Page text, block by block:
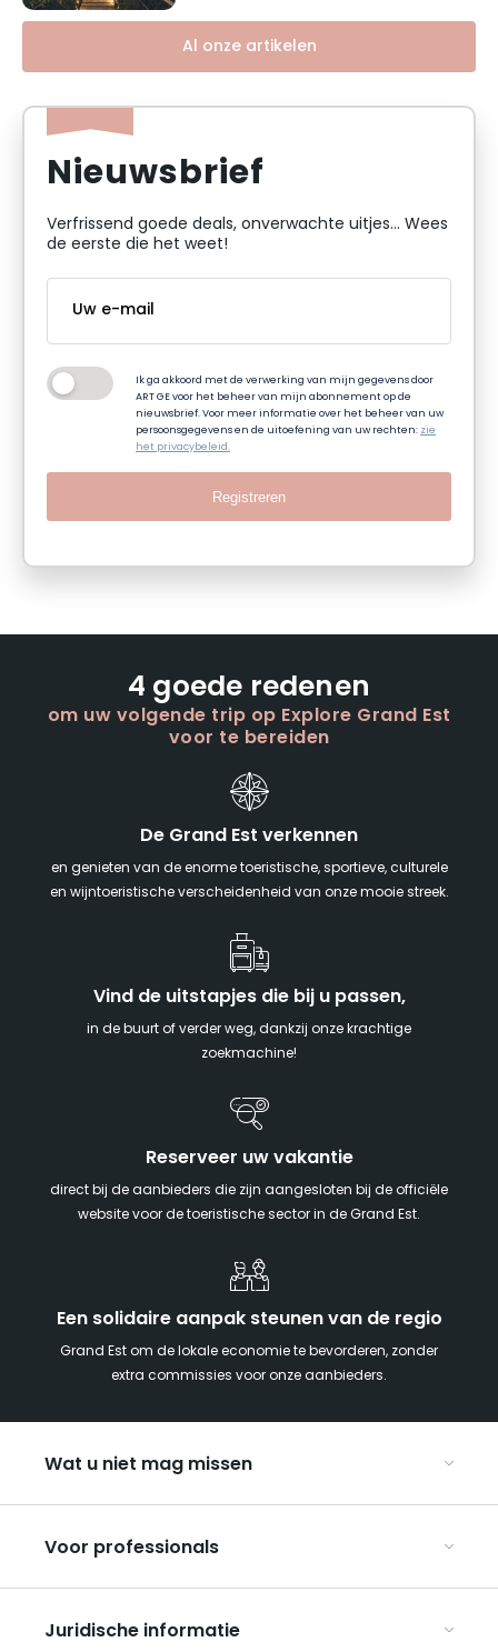
Al onze artikelen
Nieuwsbrief
Verfrissend goede deals, onverwachte uitjes... Wees
de eerste die het weet!
Ik ga akkoord met de verwerking van mijn gegevens door
ART GE voor het beheer van mijn abonnement op de
nieuwsbrief. Voor meer informatie over het beheer van uw
persoonsgegevens en de uitoefening van uw rechten:zie
het privacybeleid.
Registreren
4 goede redenen
om uw volgende trip op Explore Grand Est
voor te bereiden
De Grand Est verkennen
en genieten van de enorme toeristische, sportieve, culturele
en wijntoeristische verscheidenheid van onze mooie streek.
Vind de uitstapjes die bij u passen,
in de buurt of verder weg, dankzij onze krachtige
zoekmachine!
Reserveer uw vakantie
direct bij de aanbieders die zijn aangesloten bij de officiële
website voor de toeristische sector in de Grand Est.
Een solidaire aanpak steunen van de regio
Grand Est om de lokale economie te bevorderen, zonder
extra commissies voor onze aanbieders.
Wat u niet mag missen
Met z’n tweeën
Kerst in Oost-Frankrijk
De Route des Vins d’Alsace
Voor professionals
Organiseer uw groepsreizen
Juridische informatie